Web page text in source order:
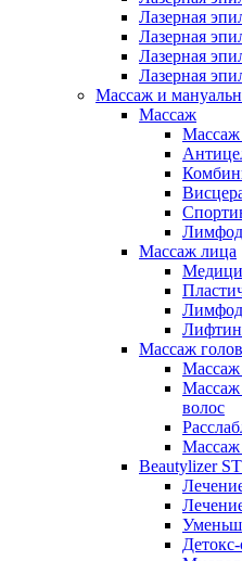
Лазерная
Лазерная
Лазерная
Лазерная
Массаж и
Массаж
Массаж лица
Массаж
Массаж
волос
Beautylizer